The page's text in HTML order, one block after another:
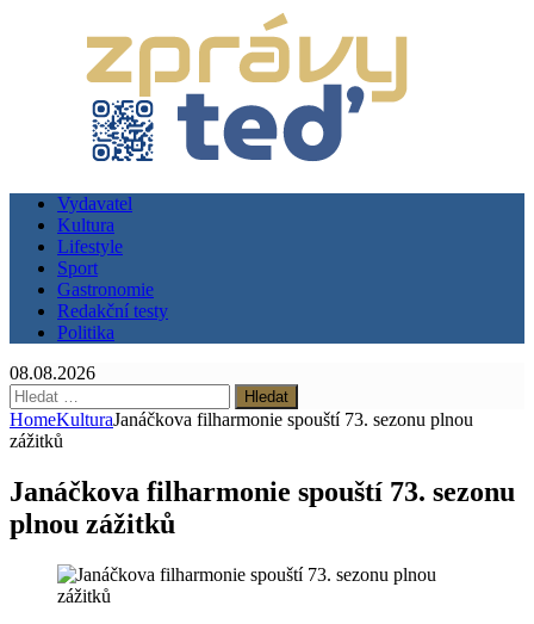
Vydavatel
Kultura
Lifestyle
Sport
Gastronomie
Redakční testy
Politika
08.08.2026
Vyhledávání
HomeKulturaJanáčkova filharmonie spouští 73. sezonu plnou
zážitků
Janáčkova filharmonie spouští 73. sezonu
plnou zážitků